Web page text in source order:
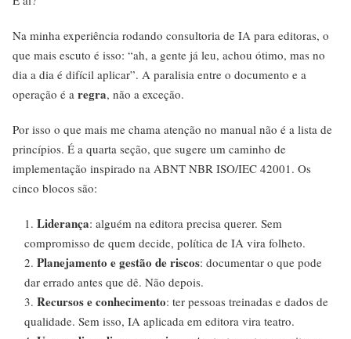
Na minha experiência rodando consultoria de IA para editoras, o
que mais escuto é isso: “ah, a gente já leu, achou ótimo, mas no
dia a dia é difícil aplicar”. A paralisia entre o documento e a
operação é a regra, não a exceção.
Por isso o que mais me chama atenção no manual não é a lista de
princípios. É a quarta seção, que sugere um caminho de
implementação inspirado na ABNT NBR ISO/IEC 42001. Os
cinco blocos são:
Liderança: alguém na editora precisa querer. Sem
compromisso de quem decide, política de IA vira folheto.
Planejamento e gestão de riscos: documentar o que pode
dar errado antes que dê. Não depois.
Recursos e conhecimento: ter pessoas treinadas e dados de
qualidade. Sem isso, IA aplicada em editora vira teatro.